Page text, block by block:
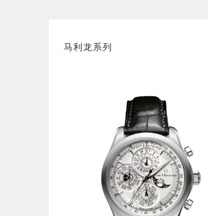
马利龙系列